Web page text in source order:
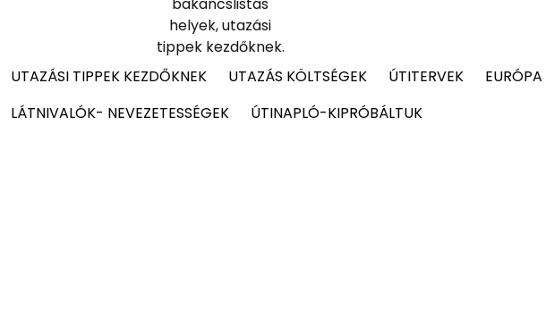
bakancslistás
helyek, utazási
tippek kezdőknek.
UTAZÁSI TIPPEK KEZDŐKNEK
UTAZÁS KÖLTSÉGEK ÚTITERVEK EURÓPA
LÁTNIVALÓK- NEVEZETESSÉGEK
ÚTINAPLÓ-KIPRÓBÁLTUK